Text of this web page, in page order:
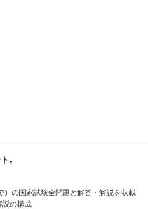
。
の国家試験全問題と解答・解説を収載
説の構成